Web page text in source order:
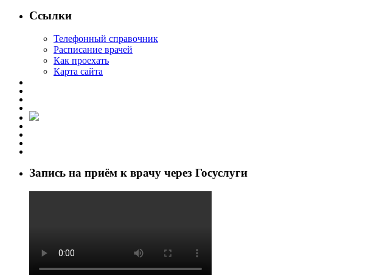
Ссылки
Телефонный справочник
Расписание врачей
Как проехать
Карта сайта
Запись на приём к врачу через Госуслуги